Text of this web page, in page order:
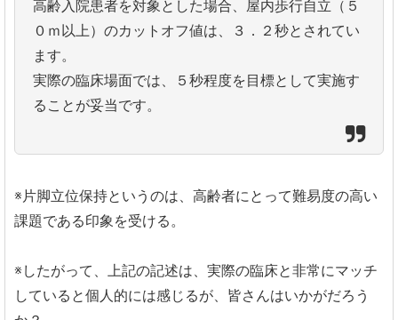
高齢入院患者を対象とした場合、屋内歩行自立（５
０ｍ以上）のカットオフ値は、３．２秒とされてい
ます。
実際の臨床場面では、５秒程度を目標として実施す
ることが妥当です。
※片脚立位保持というのは、高齢者にとって難易度の高い
課題である印象を受ける。
※したがって、上記の記述は、実際の臨床と非常にマッチ
していると個人的には感じるが、皆さんはいかがだろう